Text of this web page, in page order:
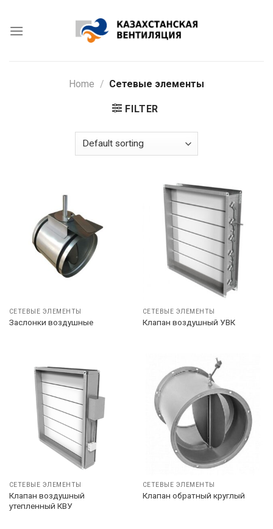
content
Home / Сетевые элементы
FILTER
СЕТЕВЫЕ ЭЛЕМЕНТЫ
Заслонки воздушные
СЕТЕВЫЕ ЭЛЕМЕНТЫ
Клапан воздушный УВК
СЕТЕВЫЕ ЭЛЕМЕНТЫ
Клапан воздушный
утепленный КВУ
СЕТЕВЫЕ ЭЛЕМЕНТЫ
Клапан обратный круглый